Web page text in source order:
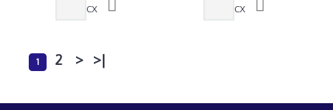
CX CX
1 2 > >|